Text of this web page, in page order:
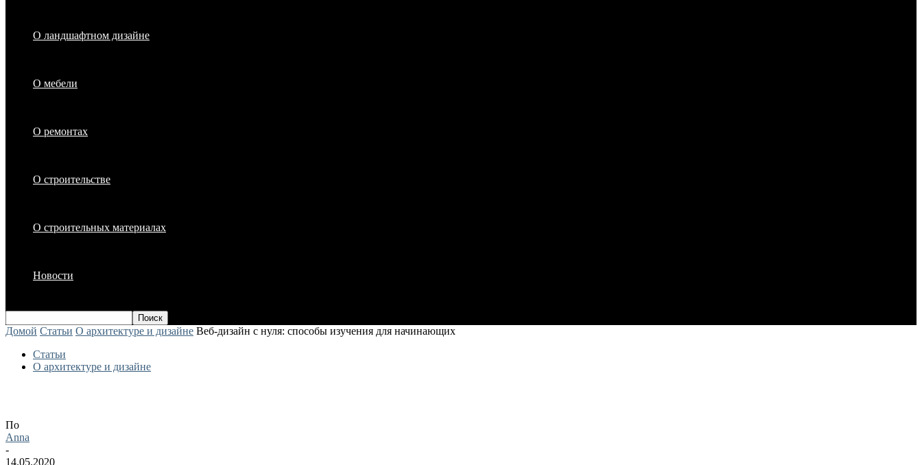
О ландшафтном дизайне
О мебели
О ремонтах
О строительстве
О строительных материалах
Новости
Домой Статьи О архитектуре и дизайне Веб-дизайн с нуля: способы изучения для начинающих
Статьи
О архитектуре и дизайне
По
Anna
-
14.05.2020